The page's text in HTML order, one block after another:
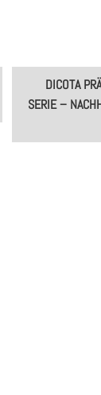
DICOTA
SERIE –